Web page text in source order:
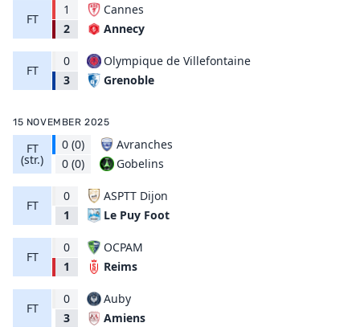
FT
1
2
Cannes
Annecy
FT
0
3
Olympique de Villefontaine
Grenoble
15 NOVEMBER 2025
FT
(str.)
0 (0)
0 (0)
Avranches
Gobelins
FT
0
1
ASPTT Dijon
Le Puy Foot
FT
0
1
OCPAM
Reims
FT
0
3
Auby
Amiens